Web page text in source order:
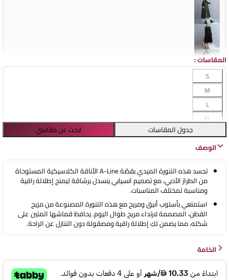
المقاسات:
S
M
L
XL
جدول المقاسات
ابحث عن مقاسي
الوصف
تجسد هذه التنورة الميدي بقصّة A-Line الأناقة الكلاسيكية المستوحاة
من الطراز الأدبي، مع تصميم انسيابي ينسدل برشاقة ليمنح إطلالة راقية
ومناسبة لمختلف المناسبات.
استمتعي بأسلوب أنيق ومريح مع هذه التنورة المصنوعة من مزيج
القطن، المصممة لارتداء مريح طوال اليوم. يحافظ قماشها المتين على
شكله، مما يضمن لكِ إطلالة راقية ومصقولة دون التنازل عن الراحة.
الخامة